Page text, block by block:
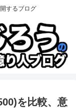
するブログ
を比較、意